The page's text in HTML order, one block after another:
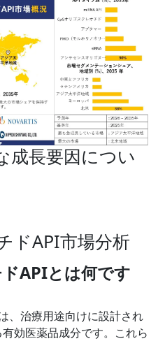
成長要因につい
ドAPI市場分析
APIとは何です
、治療用途向けに設計され
効医薬品成分です。これら